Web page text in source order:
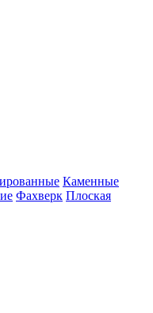
Каменные
Фахверк Плоская